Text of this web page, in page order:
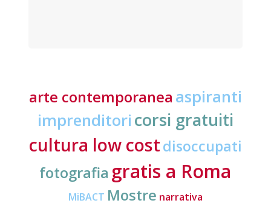
arte contemporanea aspiranti
imprenditori corsi gratuiti
cultura low costdisoccupati
fotografia gratis a Roma
MiBACT Mostre narrativa